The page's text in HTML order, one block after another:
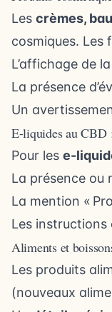
Les crèmes,
cosmiques. Les
L’affichage de la
La présence
Un
E-liquides au CBD
Pour les e-
La présence ou
La mention «
Les instructions
Aliments et
Les produits
(nouveaux